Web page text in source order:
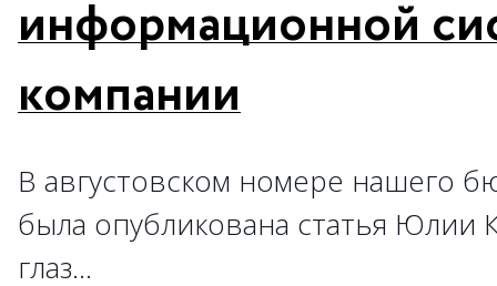
информационной
компании
В августовском номере нашего
была опубликована статья Юлии
глаз…